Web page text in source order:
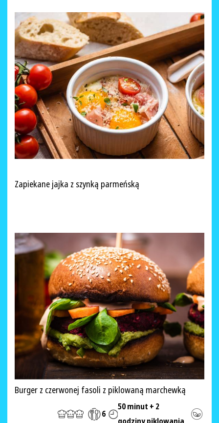
Zapiekane jajka z szynką parmeńską
Burger z czerwonej fasoli z piklowaną marchewką
6
50 minut + 2